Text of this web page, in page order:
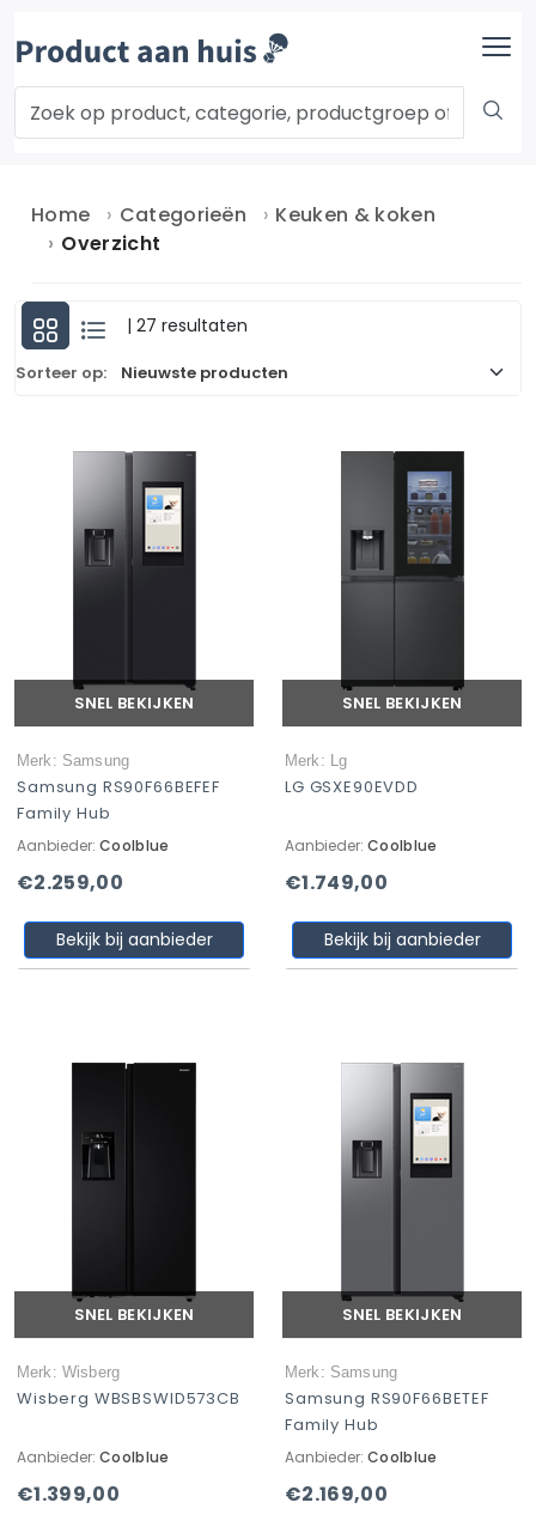
Home Categorieën
Keuken & koken
Overzicht
| 27 resultaten
Sorteer op:
SNEL BEKIJKEN
Merk: Samsung
Samsung RS90F66BEFEF
Family Hub
Aanbieder: Coolblue
€2.259,00
Bekijk bij aanbieder
SNEL BEKIJKEN
Merk: Lg
LG GSXE90EVDD
Aanbieder: Coolblue
€1.749,00
Bekijk bij aanbieder
SNEL BEKIJKEN
Merk: Wisberg
Wisberg WBSBSWID573CB
Aanbieder: Coolblue
€1.399,00
SNEL BEKIJKEN
Merk: Samsung
Samsung RS90F66BETEF
Family Hub
Aanbieder: Coolblue
€2.169,00